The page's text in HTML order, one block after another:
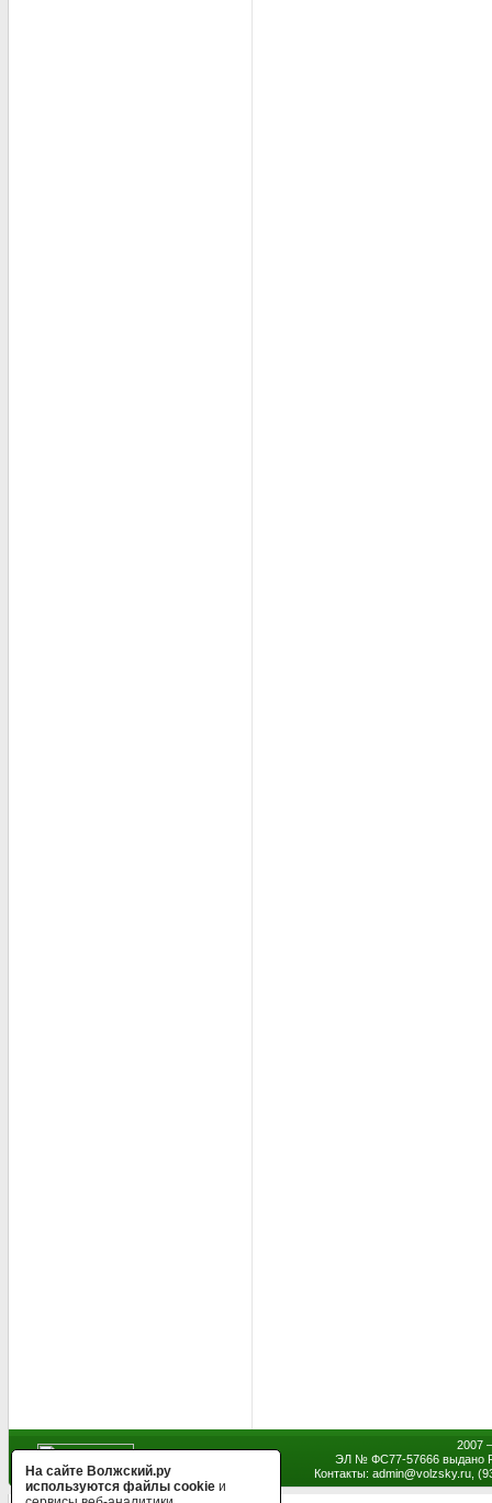
2007
ЭЛ № ФС77-57666 выдано
Контакты: admin@volzsky.ru,
На сайте Волжский.ру
используются файлы cookie и